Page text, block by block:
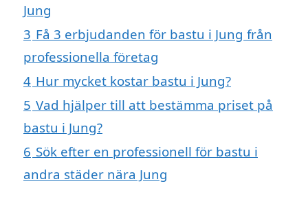
Jung
3 Få 3 erbjudanden för bastu i Jung från
professionella företag
4 Hur mycket kostar bastu i Jung?
5 Vad hjälper till att bestämma priset på
bastu i Jung?
6 Sök efter en professionell för bastu i
andra städer nära Jung